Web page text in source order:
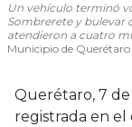
Un vehículo terminó
Sombrerete y bulevar
atendieron a cuatro
Municipio de Querétaro
Querétaro, 7
registrada en